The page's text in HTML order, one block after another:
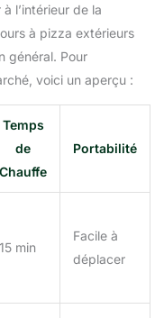
l’intérieur de la
à pizza extérieurs
général. Pour
voici un aperçu :
Temps
de
Chauffe
Portabilité
15 min
Facile à
déplacer